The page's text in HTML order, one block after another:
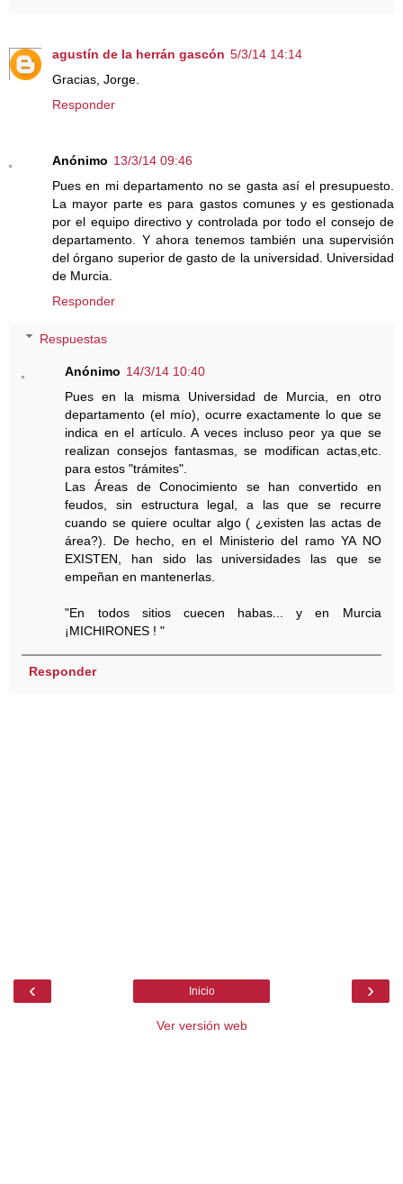
agustín de la herrán gascón 5/3/14 14:14
Gracias, Jorge.
Responder
Anónimo 13/3/14 09:46
Pues en mi departamento no se gasta así el presupuesto.
La mayor parte es para gastos comunes y es gestionada
por el equipo directivo y controlada por todo el consejo de
departamento. Y ahora tenemos también una supervisión
del órgano superior de gasto de la universidad. Universidad
de Murcia.
Responder
Respuestas
Anónimo 14/3/14 10:40
Pues en la misma Universidad de Murcia, en otro
departamento (el mío), ocurre exactamente lo que se
indica en el artículo. A veces incluso peor ya que se
realizan consejos fantasmas, se modifican actas,etc.
para estos "trámites".
Las Áreas de Conocimiento se han convertido en
feudos, sin estructura legal, a las que se recurre
cuando se quiere ocultar algo ( ¿existen las actas de
área?). De hecho, en el Ministerio del ramo YA NO
EXISTEN, han sido las universidades las que se
empeñan en mantenerlas.
"En todos sitios cuecen habas... y en Murcia
¡MICHIRONES ! "
Responder
‹ ›
Inicio
Ver versión web